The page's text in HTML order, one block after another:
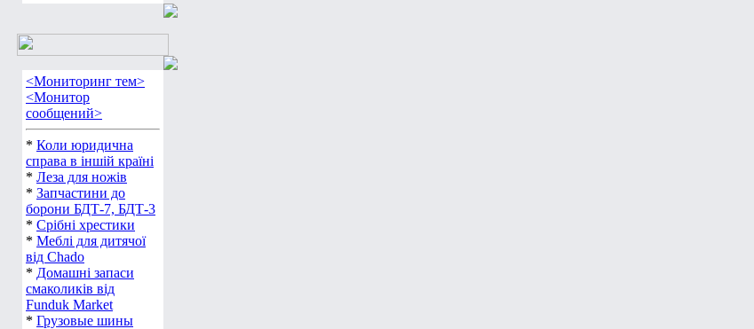
<Мониторинг тем>
<Монитор
сообщений>
* Коли юридична
справа в іншій країні
* Леза для ножів
* Запчастини до
борони БДТ-7, БДТ-3
* Срібні хрестики
* Меблі для дитячої
від Chado
* Домашні запаси
смаколиків від
Funduk Market
* Грузовые шины